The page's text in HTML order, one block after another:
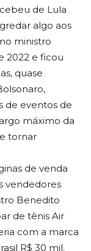
de Lula
algo aos
ministro
2022 e ficou
quase
de eventos de
máximo da
tornar
de venda
vendedores
Benedito
de tênis Air
com a marca
R$ 30 mil.